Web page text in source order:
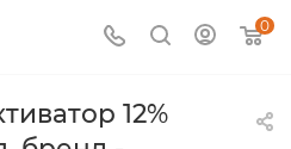
0
12%